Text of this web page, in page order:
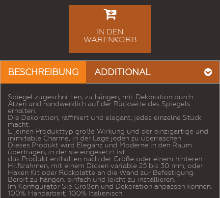
IN DEN
WARENKORB
BESCHREIBUNG ADDITIONAL
Spiegel zugeschnitten, zu hängen, mit Dekoration durch
Ätzen und handwerklich auf der Rückseite des Spiegels
erhalten.
Die Dekoration, raffiniert und elegant, jedes einzelne Stück
macht.
E ‚einen Produkttyp große Wirkung und der einzigartige und
inimitable Charme, in der Lage jeden zu überraschen.
Dieses Produkt wird Eleganz und Moderne in den Raum
übertragen, in der sie eingesetzt ist.
das Produkt enthalten nach der Größe oder einem hinteren
Hilfsrahmen, mit einem Dicken variable 25 bis 30 mm, oder
Haken Kit oder Rückplatte an die Wand zur Befestigung.
Bereit zu hängen. einfach und leicht zu installieren.
Im Konfigurator Sie Größen und Dekoration anpassen können.
100% Handarbeit, 100% Italienisch.